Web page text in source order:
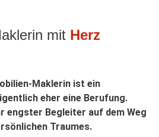
mit Herz
Maklerin ist ein
eher eine Berufung.
engster Begleiter auf dem Weg
Traumes.